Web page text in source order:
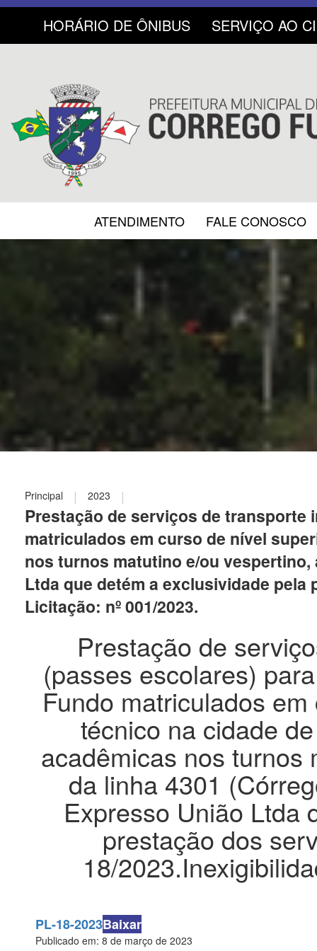
HORÁRIO DE ÔNIBUS SERVIÇO AO
ATENDIMENTO FALE CONOSCO
Principal | 2023 |
Prestação de serviços de transporte
matriculados em curso de nível
nos turnos matutino e/ou vespertino,
Ltda que detém a exclusividade
Licitação: nº 001/2023.
Prestação de
(passes escolares)
Fundo matriculados
técnico na cidade
acadêmicas nos turnos
da linha 4301
Expresso União Ltda
prestação dos
18/
PL-18-2023Baixar
Publicado em: 8 de março de 2023